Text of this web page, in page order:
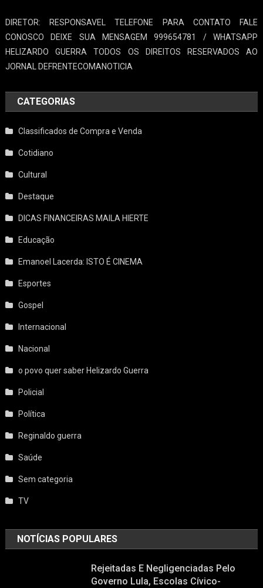
DIRETOR: RESPONSAVEL TELEFONE PARA CONTATO FALE
CONOSCO DEIXE SUA MENSAGEM 999654781 / WHATSAPP
HELIZARDO GUERRA TODOS OS DIREITOS RESERVADOS AO
JORNAL DEFRENTECOMANOTICIA
CATEGORIAS
Classificados de Compra e Venda
Cotidiano
Cultural
Destaque
DICAS FINANCEIRAS MAILA HIERTE
Educação
Emanoel Lacerda: ISTO É CINEMA
Esportes
Gospel
Internacional
Nacional
o povo quer saber Helizardo Guerra
Policial
Política
Reginaldo guerra
Saúde
Sem categoria
TV
NOTÍCIAS POPULARES
Rejeitadas E Negligenciadas Pelo
Governo Lula, Escolas Cívico-